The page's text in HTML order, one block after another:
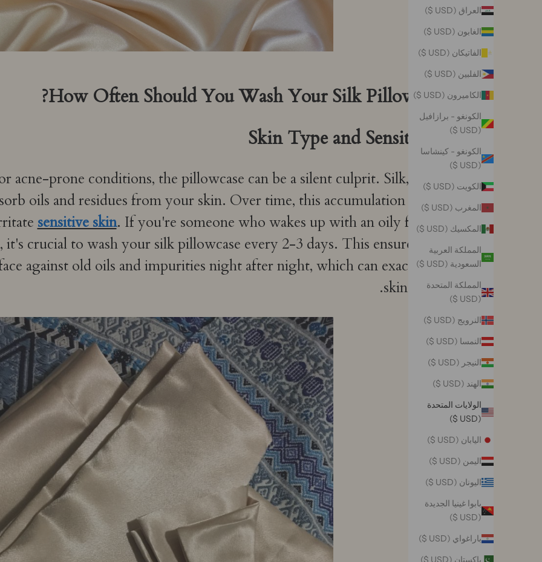
العراق (USD $)
الغابون (USD $)
الفاتيكان (USD $)
الفلبين (USD $)
الكاميرون (USD $)
الكونغو - برازافيل
(USD $)
الكونغو - كينشاسا
(USD $)
الكويت (USD $)
المغرب (USD $)
المكسيك (USD $)
المملكة العربية
السعودية (USD $)
المملكة المتحدة
(USD $)
النرويج (USD $)
النمسا (USD $)
النيجر (USD $)
الهند (USD $)
الولايات المتحدة
(USD $)
اليابان (USD $)
اليمن (USD $)
اليونان (USD $)
بابوا غينيا الجديدة
(USD $)
باراغواي (USD $)
باكستان (USD $)
How Often Should You Wash Your Silk Pillowcase?
Skin Type and Sensitivity
acne-prone conditions, the pillowcase can be a silent culprit. Silk, while
oils and residues from your skin. Over time, this accumulation might
sensitive skin. If you're someone who wakes up with an oily face or
it's crucial to wash your silk pillowcase every 2-3 days. This ensures that
against old oils and impurities night after night, which can exacerbate
skin issues.